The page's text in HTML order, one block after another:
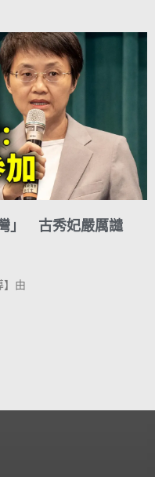
」 古秀妃嚴厲譴
】由